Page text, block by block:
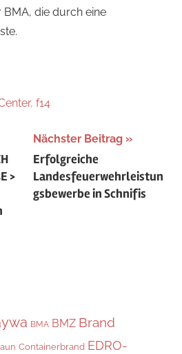
die durch eine
, f14
>
Nächster Beitrag
Erfolgreiche
Landesfeuerwehrleistun
gsbewerbe in Schnifis
BMA BMZ Brand
Containerbrand EDRO-